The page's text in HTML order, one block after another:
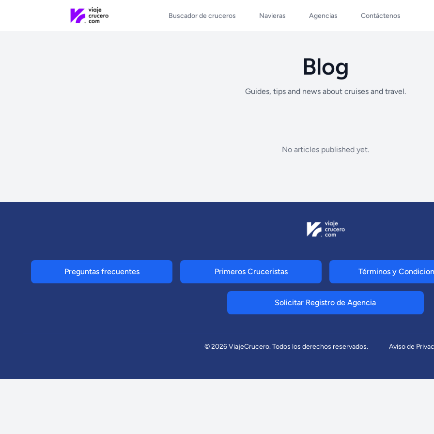
Buscador de cruceros Navieras Agencias Contáctenos
Blog
Guides, tips and news about cruises and travel.
No articles published yet.
Preguntas frecuentes Primeros Cruceristas Términos y
Solicitar Registro de Agencia
© 2026 ViajeCrucero. Todos los derechos reservados. Aviso de